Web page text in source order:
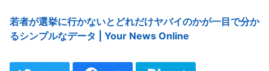
若者が選挙に行かないとどれだけヤバイのかが一目で分か
るシンプルなデータ | Your News Online